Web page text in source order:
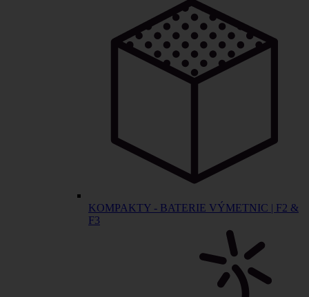
KOMPAKTY - BATERIE VÝMETNIC | F2 &
F3